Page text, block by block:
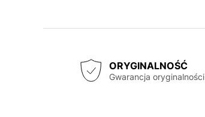
ORYGINALNOŚĆ
Gwarancja oryginalności